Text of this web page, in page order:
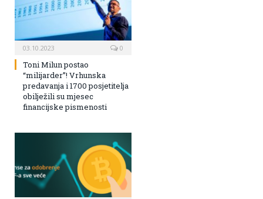
03.10.2023 0
Toni Milun postao
“milijarder”! Vrhunska
predavanja i 1700 posjetitelja
obilježili su mjesec
financijske pismenosti